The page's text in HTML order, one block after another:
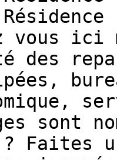
vous ici
des
sont
? Faites